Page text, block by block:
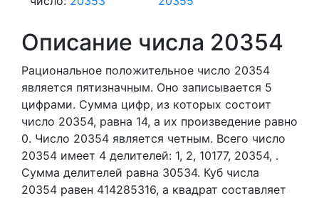
Описание числа 20354
Рациональное положительное число 20354
является пятизначным. Оно записывается 5
цифрами. Сумма цифр, из которых состоит
число 20354, равна 14, а их произведение равно
0. Число 20354 является четным. Всего число
20354 имеет 4 делителей: 1, 2, 10177, 20354, .
Сумма делителей равна 30534. Куб числа
20354 равен 414285316, а квадрат составляет